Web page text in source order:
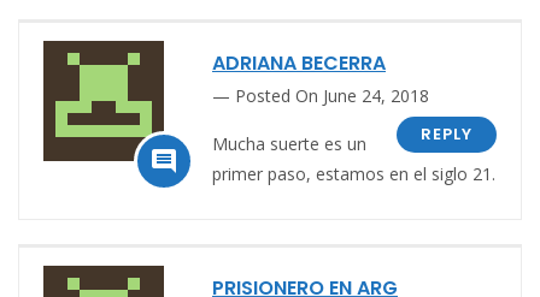

ADRIANA BECERRA
Posted On June 24, 2018
REPLY
Mucha suerte es un
primer paso, estamos en el siglo 21.
PRISIONERO EN ARG